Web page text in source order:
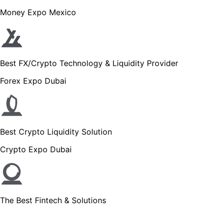
Money Expo Mexico
Best FX/Crypto Technology & Liquidity Provider
Forex Expo Dubai
Best Crypto Liquidity Solution
Crypto Expo Dubai
The Best Fintech & Solutions